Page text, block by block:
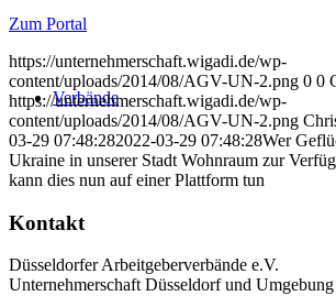
Verbände
Zum Portal
https://unternehmerschaft.wigadi.de/wp-
content/uploads/2014/08/AGV-UN-2.png 0 0
https://unternehmerschaft.wigadi.de/wp-
content/uploads/2014/08/AGV-UN-2.png
03-29 07:48:282022-03-29 07:48:28Wer
Ukraine in unserer Stadt Wohnraum zur
kann dies nun auf einer Plattform tun
Kontakt
Düsseldorfer Arbeitgeberverbände e.V.
Unternehmerschaft Düsseldorf und Umgebung